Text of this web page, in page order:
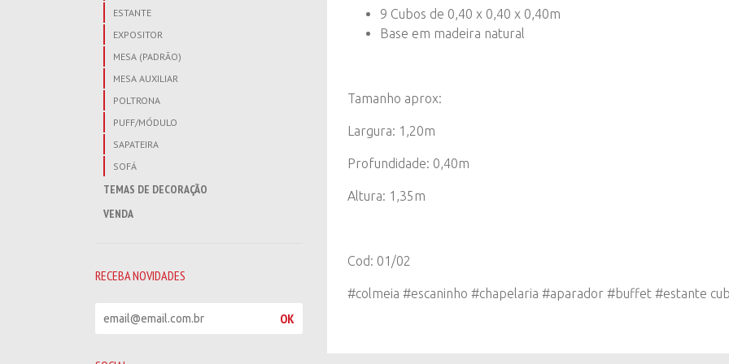
ESTANTE
EXPOSITOR
MESA (PADRÃO)
MESA AUXILIAR
POLTRONA
PUFF/MÓDULO
SAPATEIRA
SOFÁ
TEMAS DE DECORAÇÃO
VENDA
RECEBA NOVIDADES
e
OK
9 Cubos de 0,40 x 0,40 x 0,40m
Base em madeira natural
Tamanho aprox:
Largura: 1,20m
Profundidade: 0,40m
Altura: 1,35m
Cod: 01/02
#colmeia #escaninho #chapelaria #aparador #buffet #estante